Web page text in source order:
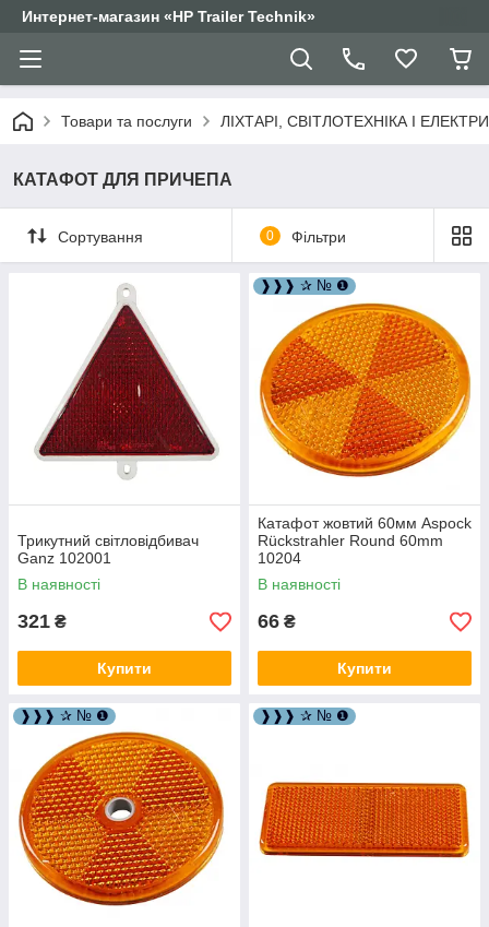
Интернет-магазин «HP Trailer Technik»
Товари та послуги ЛІХТАРІ, СВІТЛОТЕХНІКА І
КАТАФОТ ДЛЯ ПРИЧЕПА
Сортування 0 Фільтри
Трикутний світловідбивач
Ganz 102001
В наявності
321 ₴
Купити
❱❱❱ ✰ № ❶
Катафот жовтий 60мм Aspock
Rückstrahler Round 60mm
10204
В наявності
66 ₴
Купити
❱❱❱ ✰ № ❶ ❱❱❱ ✰ № ❶